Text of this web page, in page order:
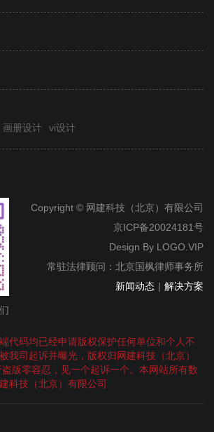
画册设计 vi设计
Copyright © 网建科技（北京）有限公司
京ICP备20024181号
Design By LOGO.VIP
常驻法律顾问：北京国枫律师事务所
新闻动态 | 解决方案
代码均已经申请版权保护任何单位和个人不
我司起诉并曝光，版权归网建科技（北京）
版零容忍，见一个起诉一个。本网站所有数
科技（北京）有限公司